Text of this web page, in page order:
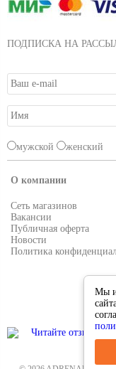
ПОДПИСКА НА
мужской женский
О компании
Сеть магазинов
Вакансии
Публичная оферта
Новости
Политика
Мы